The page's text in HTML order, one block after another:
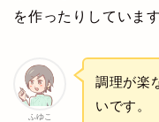
を作ったりしています
ふゆこ
調理が楽
いです。